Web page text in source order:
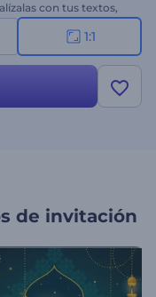
con tus textos,
para un video
para invitaciones a
1:1
de invitación